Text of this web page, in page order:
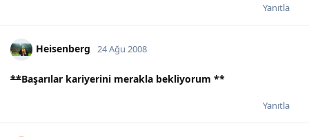
Yanıtla
Heisenberg 24 Ağu 2008
**Başarılar kariyerini merakla bekliyorum **
Yanıtla